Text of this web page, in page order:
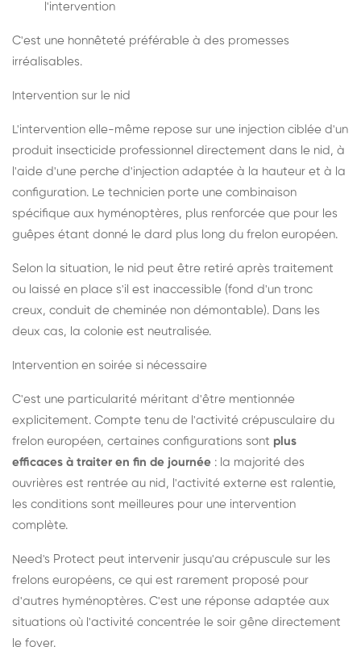
l'intervention
C'est une honnêteté préférable à des promesses
irréalisables.
Intervention sur le nid
L'intervention elle-même repose sur une injection ciblée d'un
produit insecticide professionnel directement dans le nid, à
l'aide d'une perche d'injection adaptée à la hauteur et à la
configuration. Le technicien porte une combinaison
spécifique aux hyménoptères, plus renforcée que pour les
guêpes étant donné le dard plus long du frelon européen.
Selon la situation, le nid peut être retiré après traitement
ou laissé en place s'il est inaccessible (fond d'un tronc
creux, conduit de cheminée non démontable). Dans les
deux cas, la colonie est neutralisée.
Intervention en soirée si nécessaire
C'est une particularité méritant d'être mentionnée
explicitement. Compte tenu de l'activité crépusculaire du
frelon européen, certaines configurations sont plus
efficaces à traiter en fin de journée : la majorité des
ouvrières est rentrée au nid, l'activité externe est ralentie,
les conditions sont meilleures pour une intervention
complète.
Need's Protect peut intervenir jusqu'au crépuscule sur les
frelons européens, ce qui est rarement proposé pour
d'autres hyménoptères. C'est une réponse adaptée aux
situations où l'activité concentrée le soir gêne directement
le foyer.